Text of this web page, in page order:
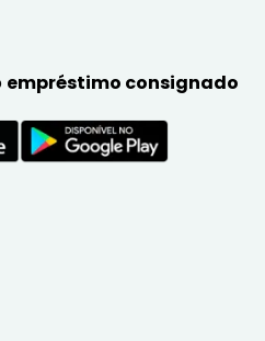
empréstimo consignado